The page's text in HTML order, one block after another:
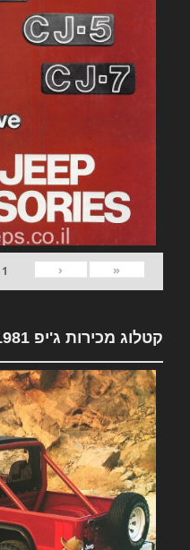
«
‹
1
קטלוג מכירות ג'יפ 1981